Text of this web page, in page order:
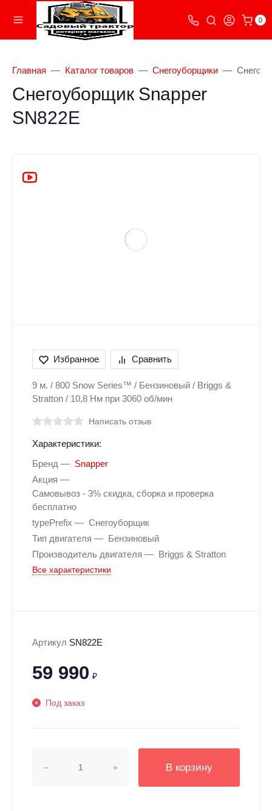
0
Главная Каталог товаров Снегоуборщики
Снегоуборщик Snapper
SN822E
Избранное Сравнить
9 м. / 800 Snow Series™ / Бензиновый / Briggs &
Stratton / 10,8 Нм при 3060 об/мин
Написать отзыв
Характеристики:
Бренд
Snapper
Акция
Самовывоз - 3% скидка, сборка и проверка
бесплатно
typePrefix
Снегоуборщик
Тип двигателя
Бензиновый
Производитель двигателя
Briggs & Stratton
Все характеристики
Артикул SN822E
59 990 ₽
Под заказ
В корзину